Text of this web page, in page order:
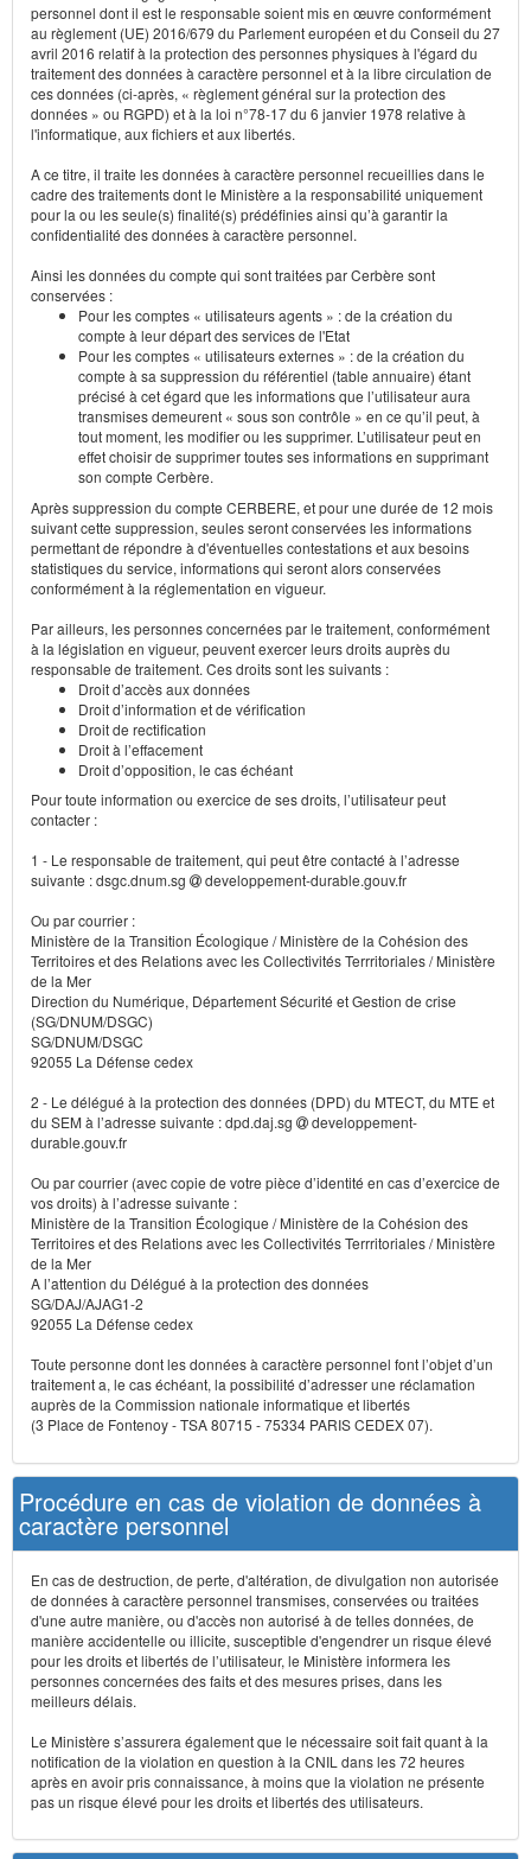
personnel dont il est le responsable soient mis en œuvre conformément
au règlement (UE) 2016/679 du Parlement européen et du Conseil du 27
avril 2016 relatif à la protection des personnes physiques à l'égard du
traitement des données à caractère personnel et à la libre circulation de
ces données (ci-après, « règlement général sur la protection des
données » ou RGPD) et à la loi n°78-17 du 6 janvier 1978 relative à
l'informatique, aux fichiers et aux libertés.
A ce titre, il traite les données à caractère personnel recueillies dans le
cadre des traitements dont le Ministère a la responsabilité uniquement
pour la ou les seule(s) finalité(s) prédéfinies ainsi qu’à garantir la
confidentialité des données à caractère personnel.
Ainsi les données du compte qui sont traitées par Cerbère sont
conservées :
Pour les comptes « utilisateurs agents » : de la création du
compte à leur départ des services de l'Etat
Pour les comptes « utilisateurs externes » : de la création du
compte à sa suppression du référentiel (table annuaire) étant
précisé à cet égard que les informations que l’utilisateur aura
transmises demeurent « sous son contrôle » en ce qu’il peut, à
tout moment, les modifier ou les supprimer. L’utilisateur peut en
effet choisir de supprimer toutes ses informations en supprimant
son compte Cerbère.
Après suppression du compte CERBERE, et pour une durée de 12 mois
suivant cette suppression, seules seront conservées les informations
permettant de répondre à d'éventuelles contestations et aux besoins
statistiques du service, informations qui seront alors conservées
conformément à la réglementation en vigueur.
Par ailleurs, les personnes concernées par le traitement, conformément
à la législation en vigueur, peuvent exercer leurs droits auprès du
responsable de traitement. Ces droits sont les suivants :
Droit d’accès aux données
Droit d’information et de vérification
Droit de rectification
Droit à l’effacement
Droit d’opposition, le cas échéant
Pour toute information ou exercice de ses droits, l’utilisateur peut
contacter :
1 - Le responsable de traitement, qui peut être contacté à l’adresse
suivante : dsgc.dnum.sg
developpement-durable.gouv.fr
Ou par courrier :
Ministère de la Transition Écologique / Ministère de la Cohésion des
Territoires et des Relations avec les Collectivités Terrritoriales / Ministère
de la Mer
Direction du Numérique, Département Sécurité et Gestion de crise
(SG/DNUM/DSGC)
SG/DNUM/DSGC
92055 La Défense cedex
2 - Le délégué à la protection des données (DPD) du MTECT, du MTE et
du SEM à l’adresse suivante : dpd.daj.sg
developpement-
durable.gouv.fr
Ou par courrier (avec copie de votre pièce d’identité en cas d’exercice de
vos droits) à l’adresse suivante :
Ministère de la Transition Écologique / Ministère de la Cohésion des
Territoires et des Relations avec les Collectivités Terrritoriales / Ministère
de la Mer
A l’attention du Délégué à la protection des données
SG/DAJ/AJAG1-2
92055 La Défense cedex
Toute personne dont les données à caractère personnel font l’objet d’un
traitement a, le cas échéant, la possibilité d’adresser une réclamation
auprès de la Commission nationale informatique et libertés
(3 Place de Fontenoy - TSA 80715 - 75334 PARIS CEDEX 07).
Procédure en cas de violation de données à
caractère personnel
En cas de destruction, de perte, d'altération, de divulgation non autorisée
de données à caractère personnel transmises, conservées ou traitées
d'une autre manière, ou d'accès non autorisé à de telles données, de
manière accidentelle ou illicite, susceptible d'engendrer un risque élevé
pour les droits et libertés de l’utilisateur, le Ministère informera les
personnes concernées des faits et des mesures prises, dans les
meilleurs délais.
Le Ministère s’assurera également que le nécessaire soit fait quant à la
notification de la violation en question à la CNIL dans les 72 heures
après en avoir pris connaissance, à moins que la violation ne présente
pas un risque élevé pour les droits et libertés des utilisateurs.